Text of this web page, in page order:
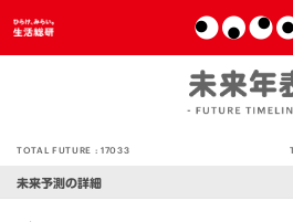
TOTAL FUTURE :17033
未来予測の詳細